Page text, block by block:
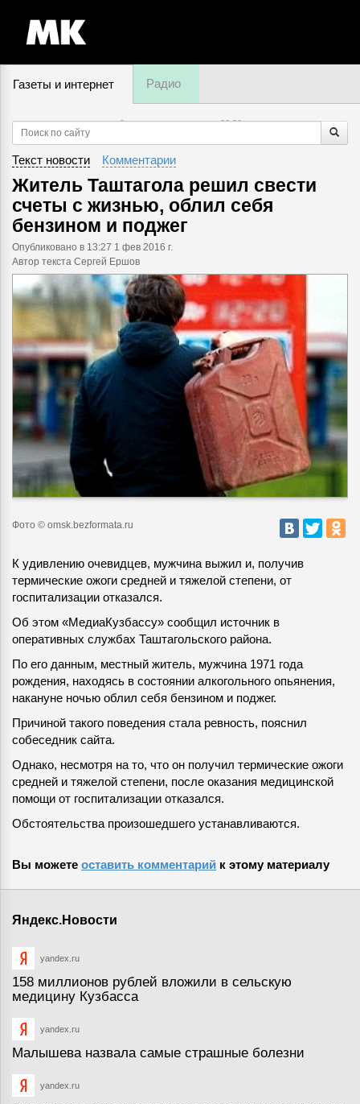
Газеты и интернет Радио
9 августа, воскресенье,20:20
Текст новости Комментарии
Житель Таштагола решил свести
счеты с жизнью, облил себя
бензином и поджег
Опубликовано в 13:27 1 фев 2016 г.
Автор текста Сергей Ершов
Фото © omsk.bezformata.ru
К удивлению очевидцев, мужчина выжил и, получив
термические ожоги средней и тяжелой степени, от
госпитализации отказался.
Об этом «МедиаКузбассу» сообщил источник в
оперативных службах Таштагольского района.
По его данным, местный житель, мужчина 1971 года
рождения, находясь в состоянии алкогольного опьянения,
накануне ночью облил себя бензином и поджег.
Причиной такого поведения стала ревность, пояснил
собеседник сайта.
Однако, несмотря на то, что он получил термические ожоги
средней и тяжелой степени, после оказания медицинской
помощи от госпитализации отказался.
Обстоятельства произошедшего устанавливаются.
Вы можете оставить комментарий к этому материалу
Яндекс.Новости
yandex.ru
158 миллионов рублей вложили в сельскую
медицину Кузбасса
yandex.ru
Малышева назвала самые страшные болезни
yandex.ru